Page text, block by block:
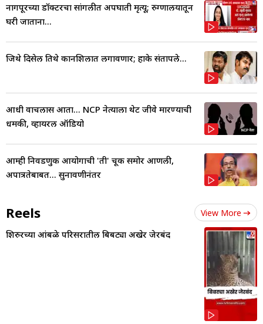
नागपूरच्या डॉक्टरचा सांगलीत अपघाती मृत्यू; रुग्णालयातून
घरी जाताना...
जिथे दिसेल तिथे कानशिलात लगावणार; हाके संतापले...
आधी वाचलास आता... NCP नेत्याला थेट जीवे मारण्याची
धमकी, व्हायरल ऑडियो
आम्ही निवडणुक आयोगाची 'ती' चूक समोर आणली,
अपात्रतेबाबत... सुनावणीनंतर
Reels View More
शिरुरच्या आंबळे परिसरातील बिबट्या अखेर जेरबंद